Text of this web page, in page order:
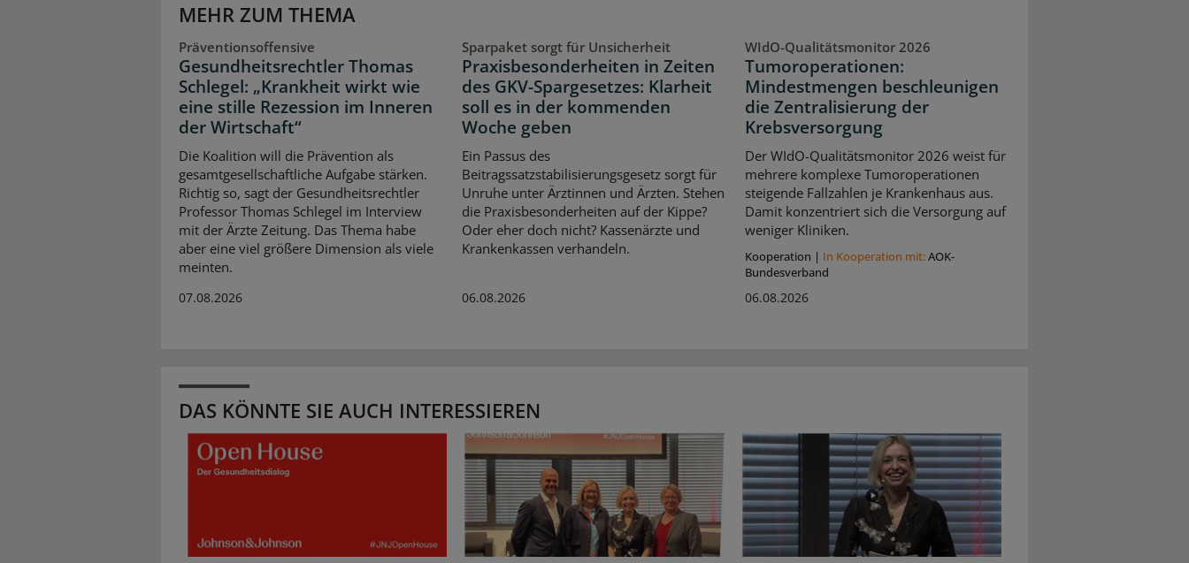
MEHR ZUM THEMA
Präventionsoffensive
Gesundheitsrechtler Thomas
Schlegel: „Krankheit wirkt wie
eine stille Rezession im Inneren
der Wirtschaft“
Die Koalition will die Prävention als
gesamtgesellschaftliche Aufgabe stärken.
Richtig so, sagt der Gesundheitsrechtler
Professor Thomas Schlegel im Interview
mit der Ärzte Zeitung. Das Thema habe
aber eine viel größere Dimension als viele
meinten.
07.08.2026
Sparpaket sorgt für Unsicherheit
Praxisbesonderheiten in Zeiten
des GKV-Spargesetzes: Klarheit
soll es in der kommenden
Woche geben
Ein Passus des
Beitragssatzstabilisierungsgesetz sorgt für
Unruhe unter Ärztinnen und Ärzten. Stehen
die Praxisbesonderheiten auf der Kippe?
Oder eher doch nicht? Kassenärzte und
Krankenkassen verhandeln.
06.08.2026
WIdO-Qualitätsmonitor 2026
Tumoroperationen:
Mindestmengen beschleunigen
die Zentralisierung der
Krebsversorgung
Der WIdO-Qualitätsmonitor 2026 weist für
mehrere komplexe Tumoroperationen
steigende Fallzahlen je Krankenhaus aus.
Damit konzentriert sich die Versorgung auf
weniger Kliniken.
Kooperation | In Kooperation mit:AOK-
Bundesverband
06.08.2026
DAS KÖNNTE SIE AUCH INTERESSIEREN